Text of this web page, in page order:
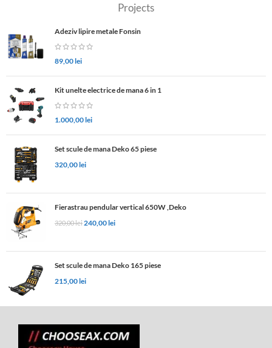
Projects
Adeziv lipire metale Fonsin
89,00lei
Kit unelte electrice de mana 6 in 1
1.000,00lei
Set scule de mana Deko 65 piese
320,00lei
Fierastrau pendular vertical 650W ,Deko
320,00lei 240,00lei
Set scule de mana Deko 165 piese
215,00lei